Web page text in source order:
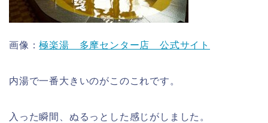
画像：極楽湯 多摩センター店 公式サイト
内湯で一番大きいのがこのこれです。
入った瞬間、ぬるっとした感じがしました。